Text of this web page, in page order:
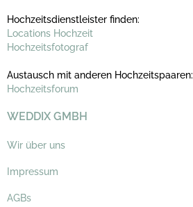
Hochzeitsdienstleister finden:
Locations Hochzeit
Hochzeitsfotograf
Austausch mit anderen Hochzeitspaaren:
Hochzeitsforum
WEDDIX GMBH
Wir über uns
Impressum
AGBs